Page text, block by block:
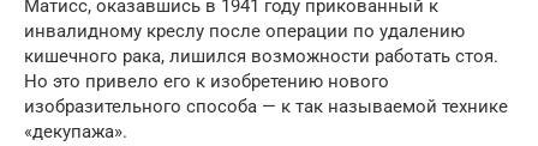
Матисс, оказавшись в 1941 году прикованный к
инвалидному креслу после операции по удалению
кишечного рака, лишился возможности работать стоя.
Но это привело его к изобретению нового
изобразительного способа — к так называемой технике
«декупажа».